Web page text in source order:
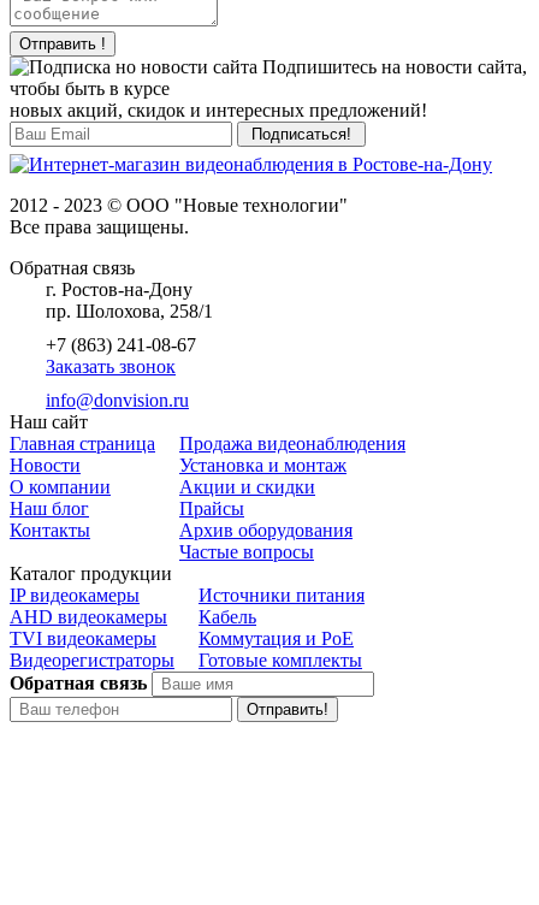
Отправить !
Подпишитесь на новости сайта,
чтобы быть в курсе
новых акций, скидок и интересных предложений!
2012 - 2023 © ООО "Новые технологии"
Все права защищены.
Обратная связь
г. Ростов-на-Дону
пр. Шолохова, 258/1
+7 (863) 241-08-67
Заказать звонок
info@donvision.ru
Наш сайт
Главная страница
Новости
О компании
Наш блог
Контакты
Продажа видеонаблюдения
Установка и монтаж
Акции и скидки
Прайсы
Архив оборудования
Частые вопросы
Каталог продукции
IP видеокамеры
AHD видеокамеры
TVI видеокамеры
Видеорегистраторы
Источники питания
Кабель
Коммутация и PoE
Готовые комплекты
Обратная связь
Отправить!